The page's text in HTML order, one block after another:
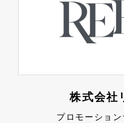
株式会社
プロモーショ